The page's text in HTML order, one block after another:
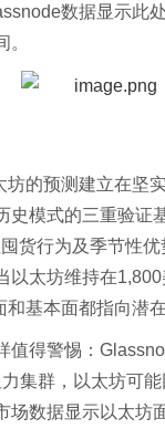
数据显示此
坊的预测建立在坚
史模式的三重验证
货行为及季节性
以太坊维持在1,800
基本面都指向潜
值得警惕：
集群，以太坊可
场数据显示以太坊